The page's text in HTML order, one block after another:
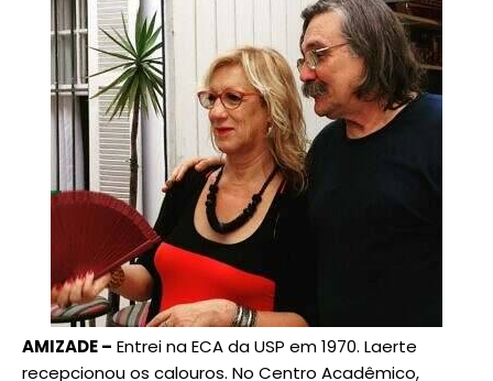
AMIZADE – Entrei na ECA da USP em 1970. Laerte
recepcionou os calouros. No Centro Acadêmico,